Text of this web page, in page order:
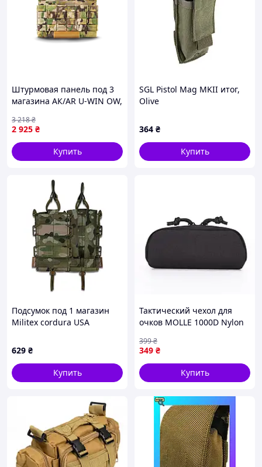
Штурмовая панель под 3
магазина АК/AR U-WIN OW,
2 925 ₴
3 218₴
Купить
SGL Pistol Mag MKII итог,
Olive
364 ₴
Купить
Подсумок под 1 магазин
Militex cordura USA
629 ₴
Купить
Тактический чехол для
очков MOLLE 1000D Nylon
17×8×5 см JGGW_349
349 ₴
399₴
Купить